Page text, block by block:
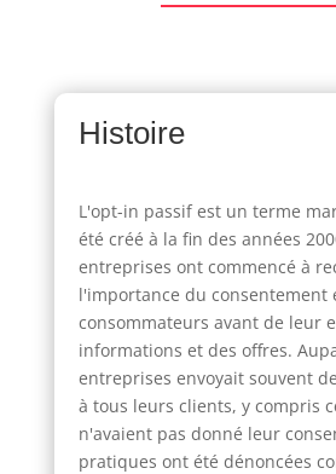
Histoire
L'opt-in passif est un terme
été créé à la fin des années
entreprises ont commencé à
l'importance du consentement
consommateurs avant de leur
informations et des offres.
entreprises envoyait souvent
à tous leurs clients, y compris
n'avaient pas donné leur
pratiques ont été dénoncées